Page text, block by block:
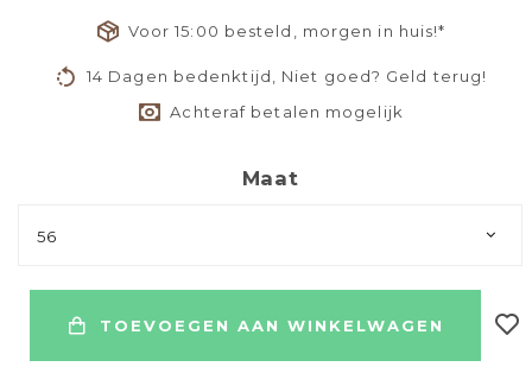
Voor 15:00 besteld, morgen in huis!*
14 Dagen bedenktijd, Niet goed? Geld terug!
Achteraf betalen mogelijk
Maat
56
TOEVOEGEN AAN WINKELWAGEN